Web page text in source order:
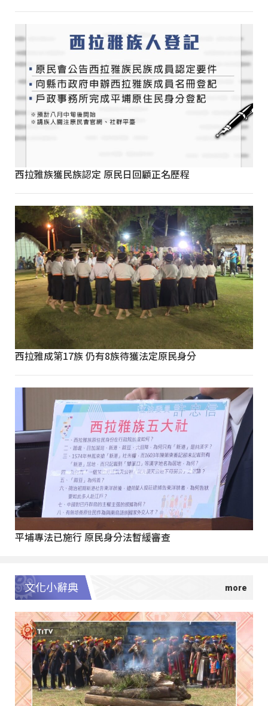
西拉雅族獲民族認定 原民日回顧正名歷程
西拉雅成第17族 仍有8族待獲法定原民身分
平埔專法已施行 原民身分法暫緩審查
文化小辭典